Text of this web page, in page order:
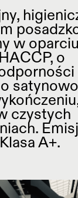
STREFA
STREFA
KONTAKT
ZDROWIA
PARKINGI
CHEMIA I
STUDY
w
o
czystych
A+.